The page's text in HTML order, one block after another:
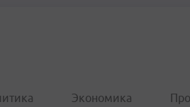
Экономика